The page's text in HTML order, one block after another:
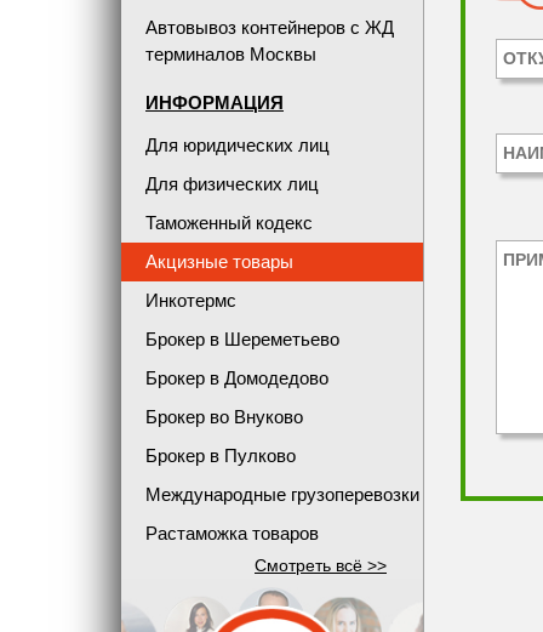
Автовывоз контейнеров с ЖД
терминалов Москвы
ИНФОРМАЦИЯ
Для юридических лиц
Для физических лиц
Таможенный кодекс
Акцизные товары
Инкотермс
Брокер в Шереметьево
Брокер в Домодедово
Брокер во Внуково
Брокер в Пулково
Международные грузоперевозки
Растаможка товаров
Смотреть всё >>